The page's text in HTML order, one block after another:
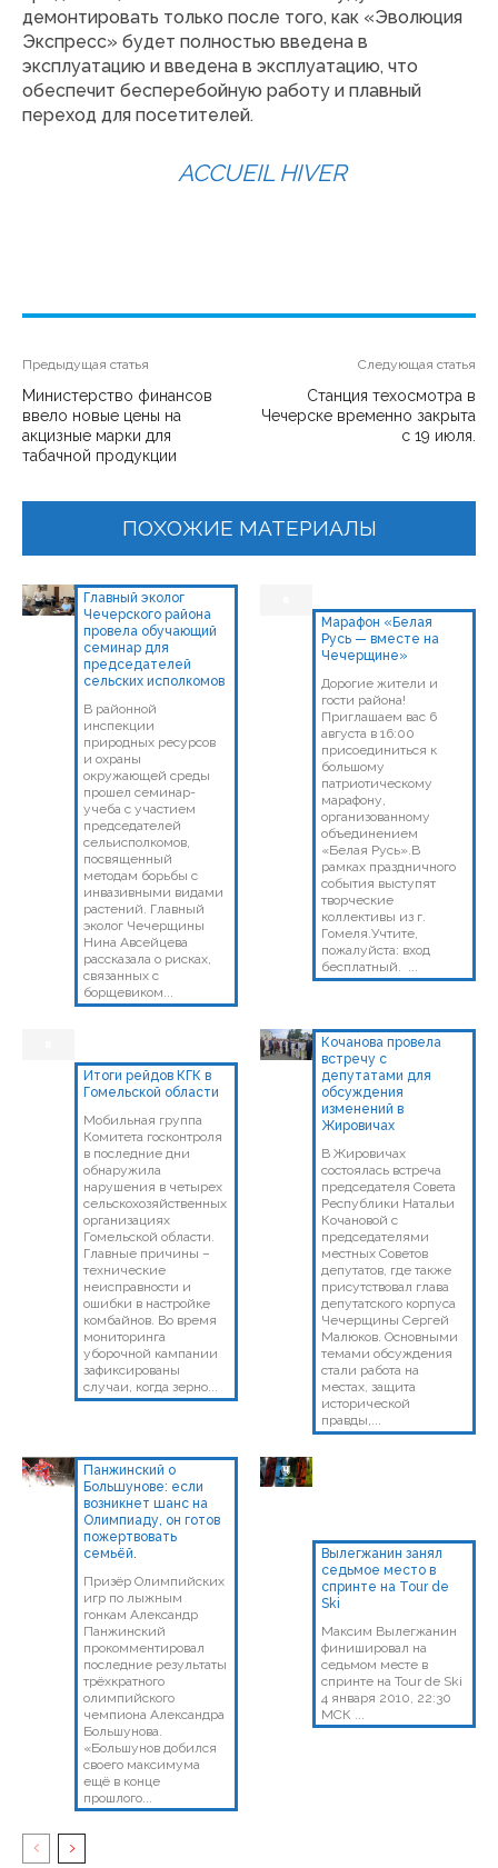
демонтировать только после того, как «Эволюция
Экспресс» будет полностью введена в
эксплуатацию и введена в эксплуатацию, что
обеспечит бесперебойную работу и плавный
переход для посетителей.
ACCUEIL HIVER
Предыдущая статья
Министерство финансов
ввело новые цены на
акцизные марки для
табачной продукции
Следующая статья
Станция техосмотра в
Чечерске временно закрыта
с 19 июля.
ПОХОЖИЕ МАТЕРИАЛЫ
Главный эколог
Чечерского района
провела обучающий
семинар для
председателей
сельских исполкомов
В районной
инспекции
природных ресурсов
и охраны
окружающей среды
прошел семинар-
учеба с участием
председателей
сельисполкомов,
посвященный
методам борьбы с
инвазивными видами
растений. Главный
эколог Чечерщины
Нина Авсейцева
рассказала о рисках,
связанных с
борщевиком...
Марафон «Белая
Русь — вместе на
Чечерщине»
Дорогие жители и
гости района!
Приглашаем вас 6
августа в 16:00
присоединиться к
большому
патриотическому
марафону,
организованному
объединением
«Белая Русь».В
рамках праздничного
события выступят
творческие
коллективы из г.
Гомеля.Учтите,
пожалуйста: вход
бесплатный. ...
Итоги рейдов КГК в
Гомельской области
Мобильная группа
Комитета госконтроля
в последние дни
обнаружила
нарушения в четырех
сельскохозяйственных
организациях
Гомельской области.
Главные причины –
технические
неисправности и
ошибки в настройке
комбайнов. Во время
мониторинга
уборочной кампании
зафиксированы
случаи, когда зерно...
Кочанова провела
встречу с
депутатами для
обсуждения
изменений в
Жировичах
В Жировичах
состоялась встреча
председателя Совета
Республики Натальи
Кочановой с
председателями
местных Советов
депутатов, где также
присутствовал глава
депутатского корпуса
Чечерщины Сергей
Малюков. Основными
темами обсуждения
стали работа на
местах, защита
исторической
правды,...
Панжинский о
Большунове: если
возникнет шанс на
Олимпиаду, он готов
пожертвовать
семьёй.
Призёр Олимпийских
игр по лыжным
гонкам Александр
Панжинский
прокомментировал
последние результаты
трёхкратного
олимпийского
чемпиона Александра
Большунова.
«Большунов добился
своего максимума
ещё в конце
прошлого...
Вылегжанин занял
седьмое место в
спринте на Tour de
Ski
Максим Вылегжанин
финишировал на
седьмом месте в
спринте на Tour de Ski
4 января 2010, 22:30